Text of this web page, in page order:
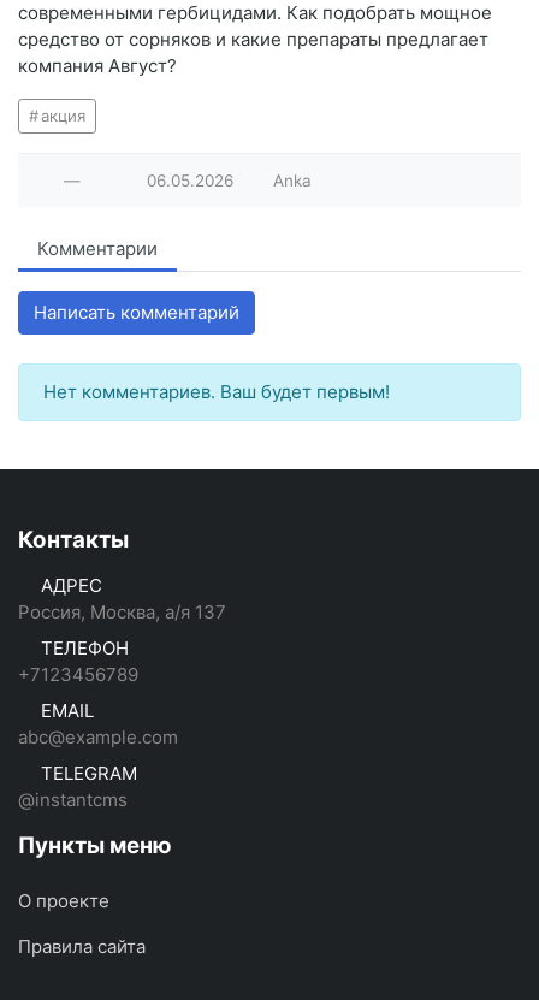
современными гербицидами. Как подобрать мощное
средство от сорняков и какие препараты предлагает
компания Август?
акция
— 06.05.2026 Anka
Комментарии
Написать комментарий
Нет комментариев. Ваш будет первым!
Контакты
АДРЕС
Россия, Москва, а/я 137
ТЕЛЕФОН
+7123456789
EMAIL
abc@example.com
TELEGRAM
@instantcms
Пункты меню
О проекте
Правила сайта